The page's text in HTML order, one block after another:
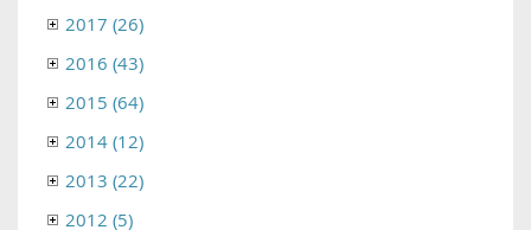
2017 (26)
2016 (43)
2015 (64)
2014 (12)
2013 (22)
2012 (5)